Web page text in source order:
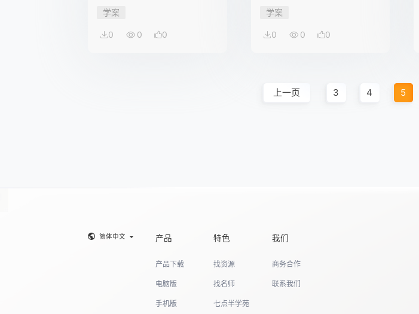
学案
0 0 0
学案
0 0 0
上一页 3 4 5
简体中文 产品
产品下载
电脑版
手机版
特色
找资源
找名师
七点半学苑
我们
商务合作
联系我们